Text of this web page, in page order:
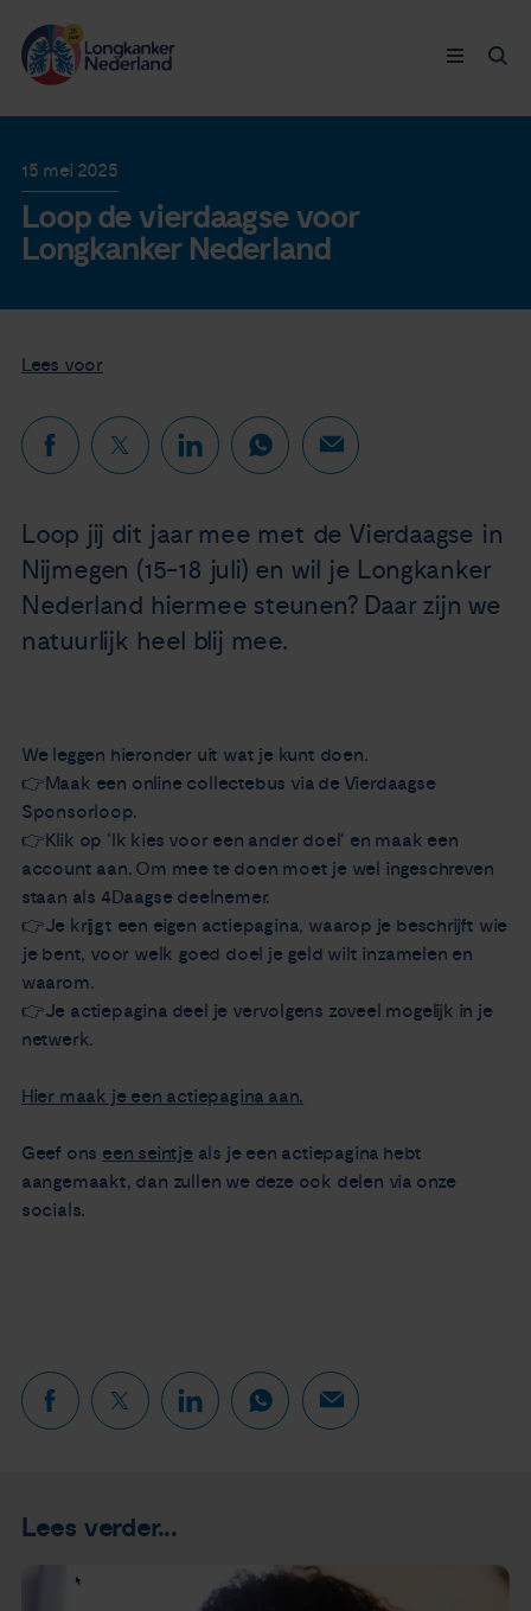
Nieuws
Agenda
Zorgverleners
Contact
Longkanker
Leven met
Thymuskankers
Steun ons
15 mei 2025
Loop de vierdaagse voor
Longkanker Nederland
Lees voor
Loop jij dit jaar mee met de Vierdaagse in
Nijmegen (15-18 juli) en wil je Longkanker
Nederland hiermee steunen? Daar zijn we
natuurlijk heel blij mee.
We leggen hieronder uit wat je kunt doen.
👉Maak een online collectebus via de Vierdaagse
Sponsorloop.
👉Klik op ‘Ik kies voor een ander doel‘ en maak een
account aan. Om mee te doen moet je wel ingeschreven
staan als 4Daagse deelnemer.
👉Je krijgt een eigen actiepagina, waarop je beschrijft wie
je bent, voor welk goed doel je geld wilt inzamelen en
waarom.
👉Je actiepagina deel je vervolgens zoveel mogelijk in je
netwerk.
Hier maak je een actiepagina aan.
Geef ons een seintje als je een actiepagina hebt
aangemaakt, dan zullen we deze ook delen via onze
socials.
Lees verder...